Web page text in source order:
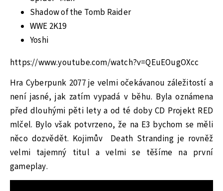
Shadow of the Tomb Raider
WWE 2K19
Yoshi
https://www.youtube.com/watch?v=QEuEOugOXcc
Hra Cyberpunk 2077 je velmi očekávanou záležitostí a
není jasné, jak zatím vypadá v běhu. Byla oznámena
před dlouhými pěti lety a od té doby CD Projekt RED
mlčel. Bylo však potvrzeno, že na E3 bychom se měli
něco dozvědět. Kojimův Death Stranding je rovněž
velmi tajemný titul a velmi se těšíme na první
gameplay.